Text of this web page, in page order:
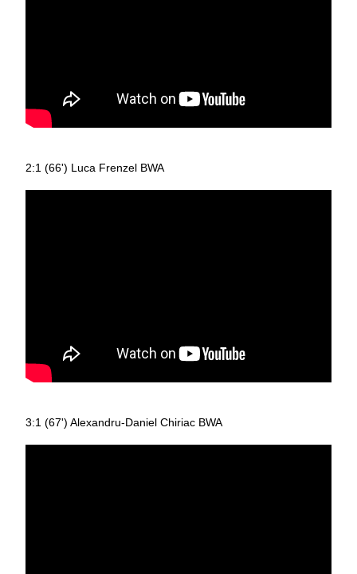
2:1 (66') Luca Frenzel BWA
3:1 (67') Alexandru-Daniel Chiriac BWA